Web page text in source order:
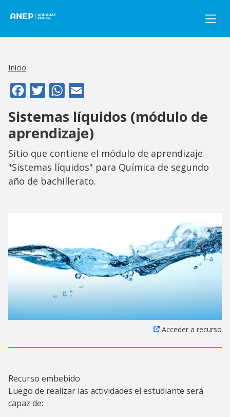
Inicio
FacebookTwitterWhatsApp
Sistemas líquidos (módulo de
aprendizaje)
Sitio que contiene el módulo de aprendizaje
"Sistemas líquidos" para Química de segundo
año de bachillerato.
Acceder a recurso
Recurso embebido
Luego de realizar las actividades el estudiante será
capaz de: